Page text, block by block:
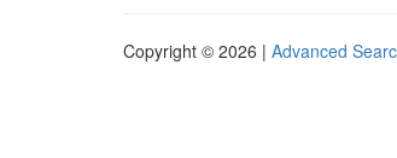
Copyright © 2026 | Advanced